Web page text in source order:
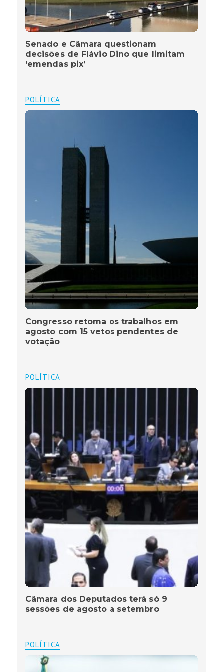
Senado e Câmara questionam
decisões de Flávio Dino que limitam
‘emendas pix’
POLÍTICA
Congresso retoma os trabalhos em
agosto com 15 vetos pendentes de
votação
POLÍTICA
Câmara dos Deputados terá só 9
sessões de agosto a setembro
POLÍTICA